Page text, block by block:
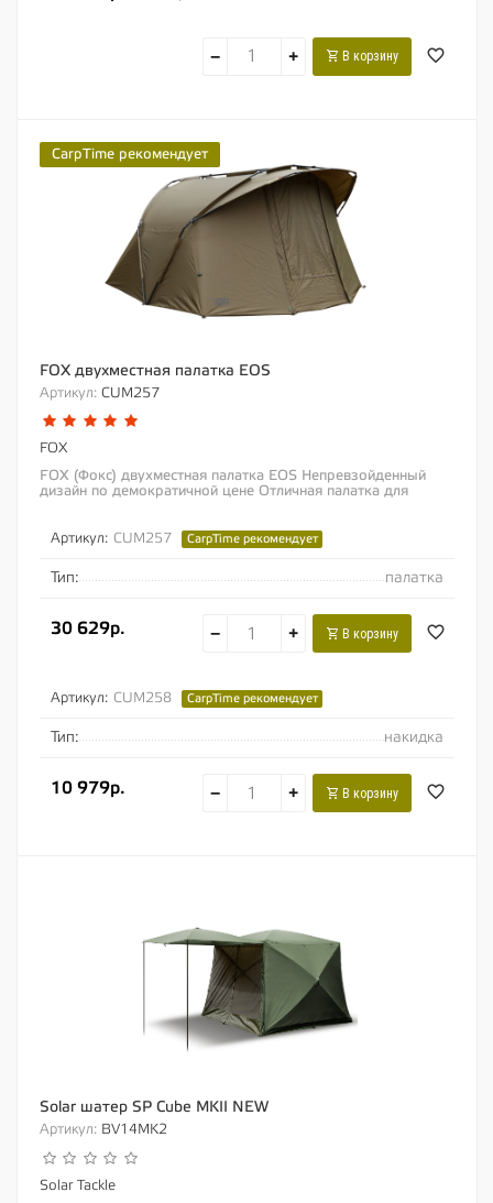
− + В корзину
CarpTime рекомендует
FOX двухместная палатка EOS
Артикул: CUM257
FOX
FOX (Фокс) двухместная палатка EOS Непревзойденный
дизайн по демократичной цене Отличная палатка для
Артикул: CUM257 CarpTime рекомендует
Тип: палатка
30 629р. − + В корзину
Артикул: CUM258 CarpTime рекомендует
Тип: накидка
10 979р. − + В корзину
Solar шатер SP Cube MKII NEW
Артикул: BV14MK2
Solar Tackle